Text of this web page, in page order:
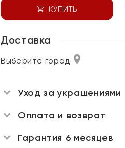
КУПИТЬ
Доставка
Выберите город
Уход за украшениями
Оплата и возврат
Гарантия 6 месяцев